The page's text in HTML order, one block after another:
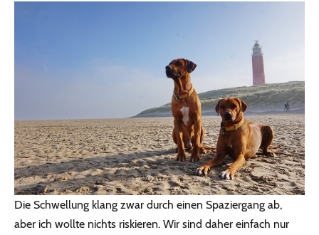
Die Schwellung klang zwar durch einen Spaziergang ab,
aber ich wollte nichts riskieren. Wir sind daher einfach nur